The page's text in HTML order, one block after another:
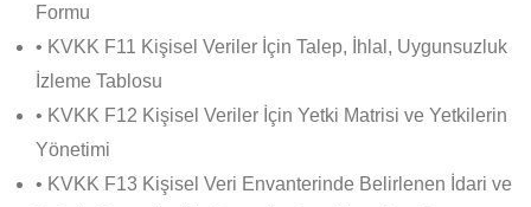
Formu
• KVKK F11 Kişisel Veriler İçin Talep, İhlal, Uygunsuzluk
İzleme Tablosu
• KVKK F12 Kişisel Veriler İçin Yetki Matrisi ve Yetkilerin
Yönetimi
• KVKK F13 Kişisel Veri Envanterinde Belirlenen İdari ve